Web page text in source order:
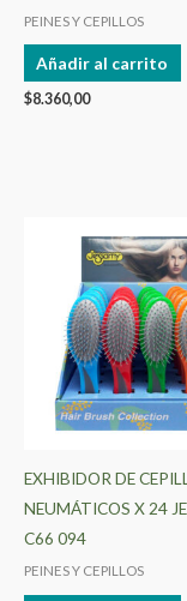
PEINES Y CEPILLOS
Añadir al carrito
$8.360,00
EXHIBIDOR DE
NEUMÁTICOS X 24
C66 094
PEINES Y CEPILLOS